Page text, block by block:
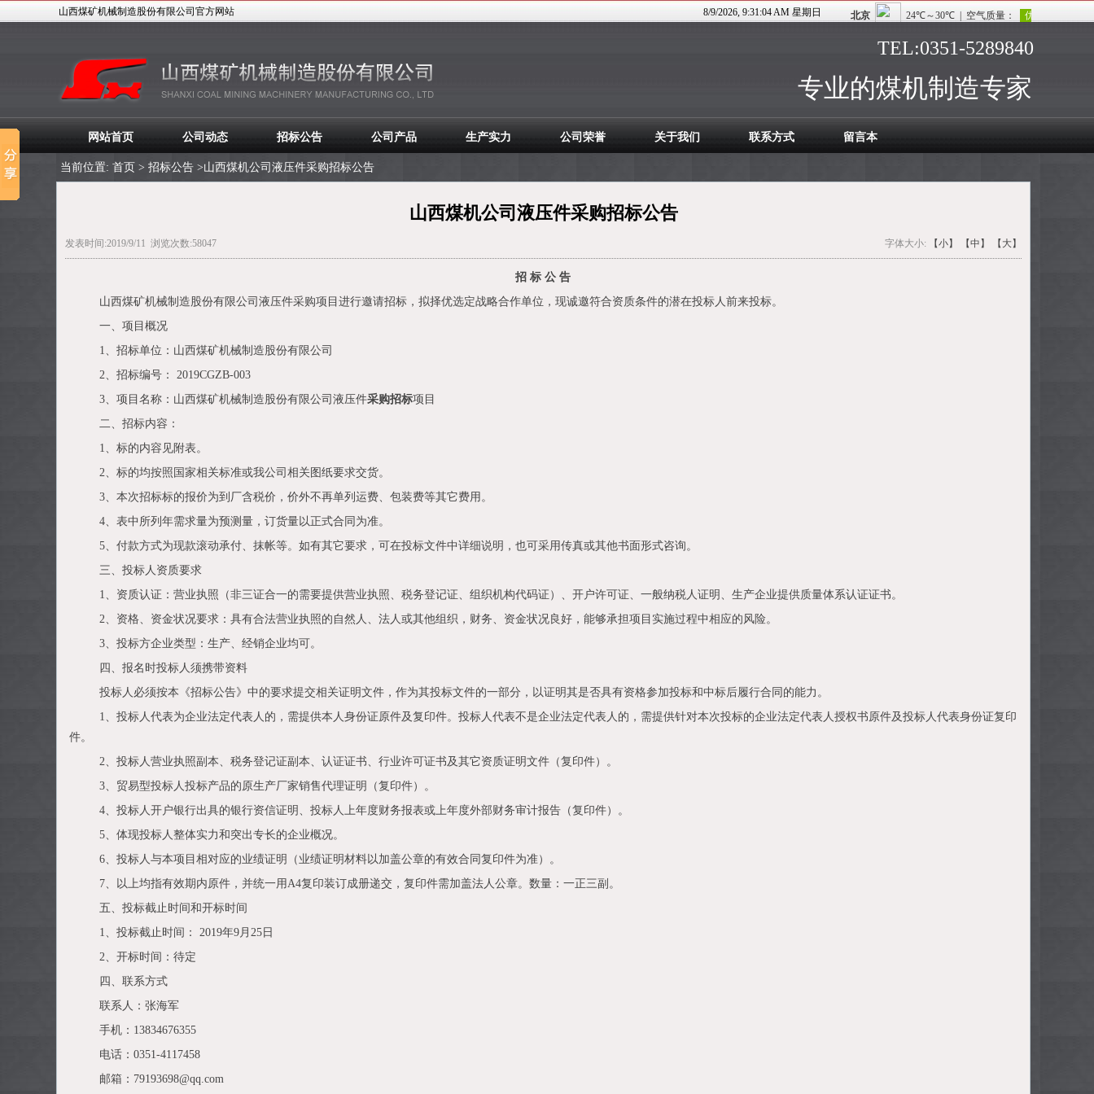
LOGO
网站首页 公司动态 招标公告 公司产品 生产实力 公司荣誉 关于我们 联系方式 留言本
8/9/2026, 9:31:04 AM 星期日
专业的煤机制造专家
TEL:0351-5289840
山西煤矿机械制造股份有限公司官方网站
当前位置: 首页 > 招标公告>山西煤机公司液压件采购招标公告
山西煤机公司液压件采购招标公告
发表时间:2019/9/11 浏览次数:58047 字体大小: 【小】 【中】 【大】
招 标 公 告
山西煤矿机械制造股份有限公司液压件采购项目进行邀请招标，拟择优选定战略合作单位，现诚邀符合资质条件的潜在投标人前来投标。
一、项目概况
1、招标单位：山西煤矿机械制造股份有限公司
2、招标编号： 2019CGZB-003
3、项目名称：山西煤矿机械制造股份有限公司液压件采购招标项目
二、招标内容：
1、标的内容见附表。
2、标的均按照国家相关标准或我公司相关图纸要求交货。
3、本次招标标的报价为到厂含税价，价外不再单列运费、包装费等其它费用。
4、表中所列年需求量为预测量，订货量以正式合同为准。
5、付款方式为现款滚动承付、抹帐等。如有其它要求，可在投标文件中详细说明，也可采用传真或其他书面形式咨询。
三、投标人资质要求
1、资质认证：营业执照（非三证合一的需要提供营业执照、税务登记证、组织机构代码证）、开户许可证、一般纳税人证明、生产企业提供质量体系认证证书。
2、资格、资金状况要求：具有合法营业执照的自然人、法人或其他组织，财务、资金状况良好，能够承担项目实施过程中相应的风险。
3、投标方企业类型：生产、经销企业均可。
四、报名时投标人须携带资料
投标人必须按本《招标公告》中的要求提交相关证明文件，作为其投标文件的一部分，以证明其是否具有资格参加投标和中标后履行合同的能力。
1、投标人代表为企业法定代表人的，需提供本人身份证原件及复印件。投标人代表不是企业法定代表人的，需提供针对本次投标的企业法定代表人授权书原件及投标人代表身份证复印
件。
2、投标人营业执照副本、税务登记证副本、认证证书、行业许可证书及其它资质证明文件（复印件）。
3、贸易型投标人投标产品的原生产厂家销售代理证明（复印件）。
4、投标人开户银行出具的银行资信证明、投标人上年度财务报表或上年度外部财务审计报告（复印件）。
5、体现投标人整体实力和突出专长的企业概况。
6、投标人与本项目相对应的业绩证明（业绩证明材料以加盖公章的有效合同复印件为准）。
7、以上均指有效期内原件，并统一用A4复印装订成册递交，复印件需加盖法人公章。数量：一正三副。
五、投标截止时间和开标时间
1、投标截止时间： 2019年9月25日
2、开标时间：待定
四、联系方式
联系人：张海军
手机：13834676355
电话：0351-4117458
邮箱：79193698@qq.com